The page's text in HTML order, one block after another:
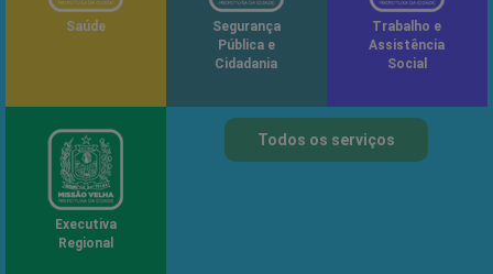
Saúde
Segurança
Pública e
Cidadania
Trabalho e
Assistência
Social
Executiva
Regional
Todos os serviços